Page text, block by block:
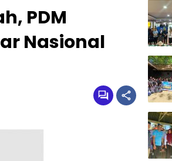
PDM
Nasional